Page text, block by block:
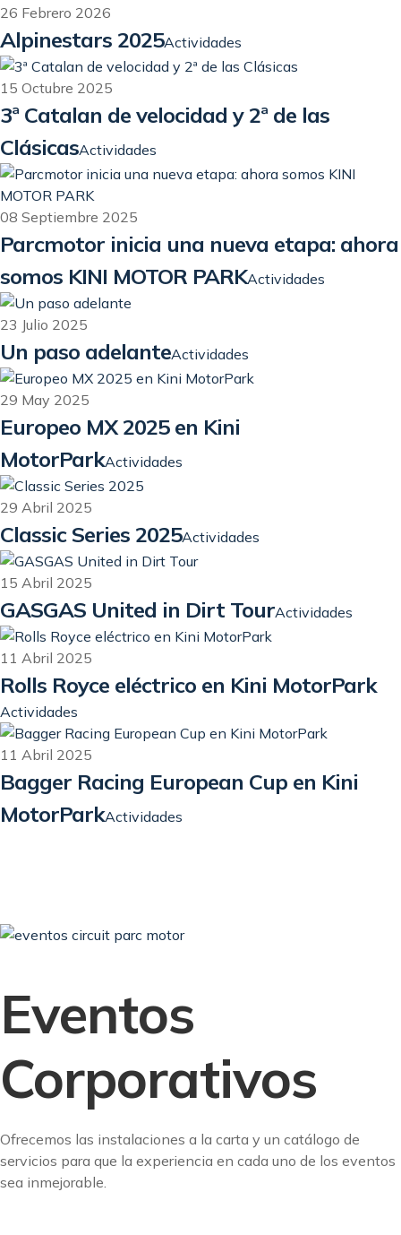
26 Febrero 2026
Alpinestars 2025Actividades
15 Octubre 2025
3ª Catalan de velocidad y 2ª de las
ClásicasActividades
08 Septiembre 2025
Parcmotor inicia una nueva etapa: ahora
somos KINI MOTOR PARKActividades
23 Julio 2025
Un paso adelanteActividades
29 May 2025
Europeo MX 2025 en Kini
MotorParkActividades
29 Abril 2025
Classic Series 2025Actividades
15 Abril 2025
GASGAS United in Dirt TourActividades
11 Abril 2025
Rolls Royce eléctrico en Kini MotorPark
Actividades
11 Abril 2025
Bagger Racing European Cup en Kini
MotorParkActividades
Eventos
Corporativos
Ofrecemos las instalaciones a la carta y un catálogo de
servicios para que la experiencia en cada uno de los eventos
sea inmejorable.